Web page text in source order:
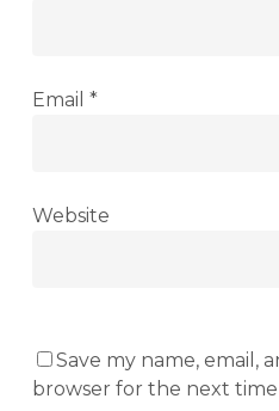
Email *
Website
Save my name, email,
browser for the next